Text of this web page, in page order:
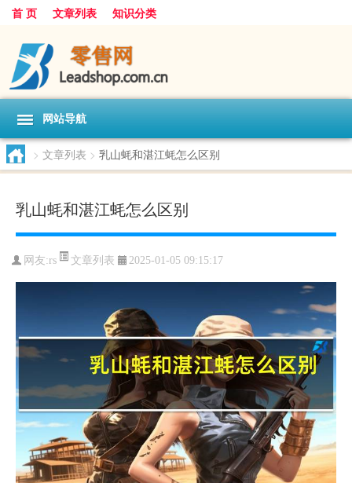
首 页 文章列表 知识分类
网站导航
> 文章列表 > 乳山蚝和湛江蚝怎么区别
乳山蚝和湛江蚝怎么区别
网友:rs 文章列表 2025-01-05 09:15:17